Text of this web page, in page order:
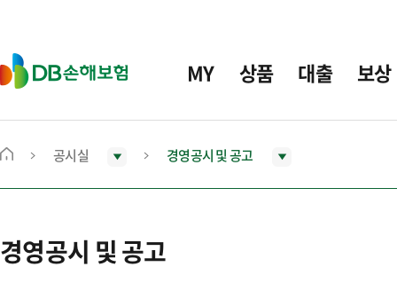
D
B
보
MY 상품 대출 보상
메
으
로
공시실 경영공시 및 공고
경영공시 및 공고